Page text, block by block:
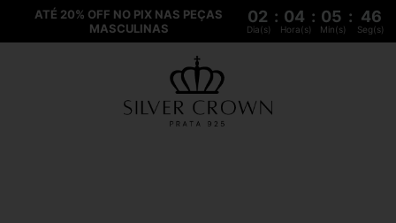
ATÉ 20% OFF NO PIX NAS PEÇAS
MASCULINAS
02 : 04 : 05 : 46
Dia(s) Hora(s) Min(s) Seg(s)